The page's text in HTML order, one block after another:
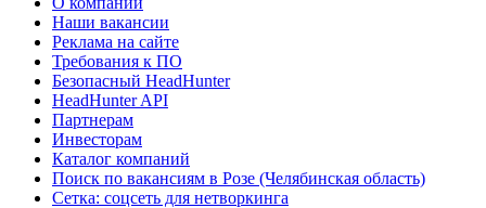
Наши вакансии
Реклама на сайте
Требования к ПО
Безопасный HeadHunter
HeadHunter API
Партнерам
Инвесторам
Каталог компаний
Поиск по вакансиям в Розе (Челябинская область)
Сетка: соцсеть для нетворкинга